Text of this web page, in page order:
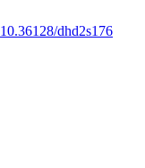
10.36128/dhd2s176